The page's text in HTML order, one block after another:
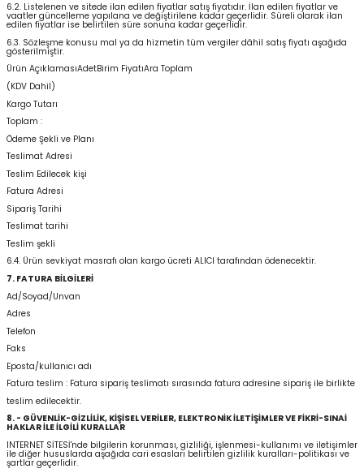
6.2. Listelenen ve sitede ilan edilen fiyatlar satış fiyatıdır. İlan edilen fiyatlar ve
vaatler güncelleme yapılana ve değiştirilene kadar geçerlidir. Süreli olarak ilan
edilen fiyatlar ise belirtilen süre sonuna kadar geçerlidir.
6.3. Sözleşme konusu mal ya da hizmetin tüm vergiler dâhil satış fiyatı aşağıda
gösterilmiştir.
Ürün AçıklamasıAdetBirim FiyatıAra Toplam
(KDV Dahil)
Kargo Tutarı
Toplam :
Ödeme Şekli ve Planı
Teslimat Adresi
Teslim Edilecek kişi
Fatura Adresi
Sipariş Tarihi
Teslimat tarihi
Teslim şekli
6.4. Ürün sevkiyat masrafı olan kargo ücreti ALICI tarafından ödenecektir.
7. FATURA BİLGİLERİ
Ad/Soyad/Unvan
Adres
Telefon
Faks
Eposta/kullanıcı adı
Fatura teslim : Fatura sipariş teslimatı sırasında fatura adresine sipariş ile birlikte
teslim edilecektir.
8. - GÜVENLİK-GİZLİLİK, KİŞİSEL VERİLER, ELEKTRONİK İLETİŞİMLER VE FİKRİ-SINAİ
HAKLAR İLE İLGİLİ KURALLAR
INTERNET SİTESİ'nde bilgilerin korunması, gizliliği, işlenmesi-kullanımı ve iletişimler
ile diğer hususlarda aşağıda cari esasları belirtilen gizlilik kuralları-politikası ve
şartlar geçerlidir.